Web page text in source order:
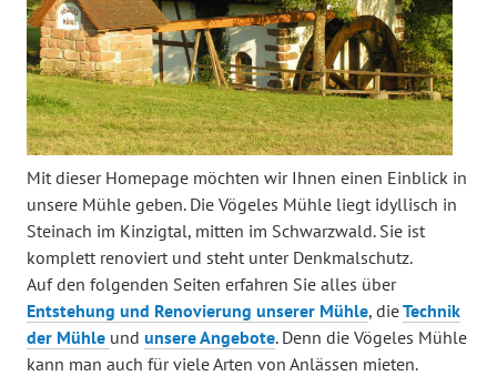
Mit dieser Homepage möchten wir Ihnen einen Einblick in
unsere Mühle geben. Die Vögeles Mühle liegt idyllisch in
Steinach im Kinzigtal, mitten im Schwarzwald. Sie ist
komplett renoviert und steht unter Denkmalschutz.
Auf den folgenden Seiten erfahren Sie alles über
Entstehung und Renovierung unserer Mühle, dieTechnik
der Mühle und unsere Angebote. Denn die Vögeles Mühle
kann man auch für viele Arten von Anlässen mieten.